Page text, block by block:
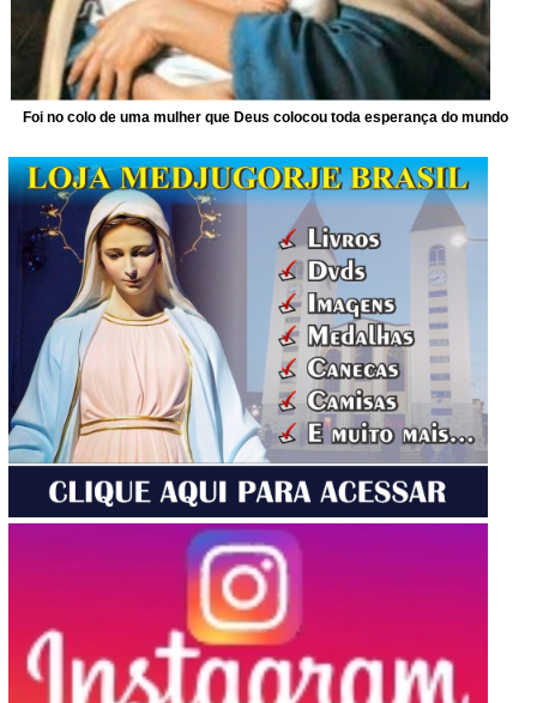
Foi no colo de uma mulher que Deus colocou toda esperança do mundo